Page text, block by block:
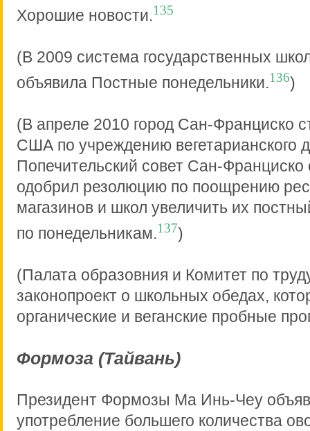
Хорошие новости.135
(В 2009 система государственных
объявила Постные понедельники.136)
(В апреле 2010 город Сан-Франциско
США по учреждению вегетарианского
Попечительский совет Сан-Франциско
одобрил резолюцию по поощрению
магазинов и школ увеличить их
по понедельникам.137)
(Палата образовния и Комитет по
законопроект о школьных обедах,
органические и веганские пробные
Формоза (Тайвань)
Президент Формозы Ма Инь-Чеу
употребление большего количества